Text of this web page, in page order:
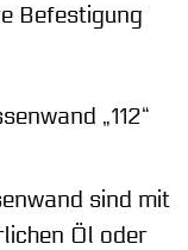
Befestigung
„112“
sind mit
Öl oder